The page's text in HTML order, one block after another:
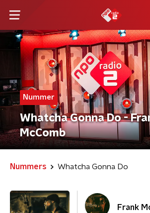
Nummer
Whatcha Gonna Do -
McComb
Nummers Whatcha Gonna Do
Frank